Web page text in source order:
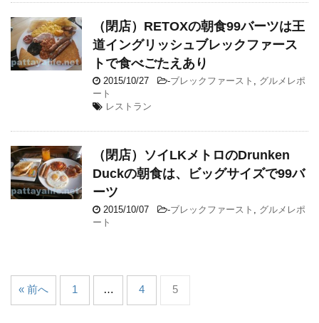
（閉店）RETOXの朝食99バーツは王
道イングリッシュブレックファース
トで食べごたえあり
2015/10/27 -ブレックファースト
グルメレポ
ート
レストラン
（閉店）ソイLKメトロのDrunken
Duckの朝食は、ビッグサイズで99バ
ーツ
2015/10/07 -ブレックファースト
グルメレポ
ート
« 前へ 1 … 4 5